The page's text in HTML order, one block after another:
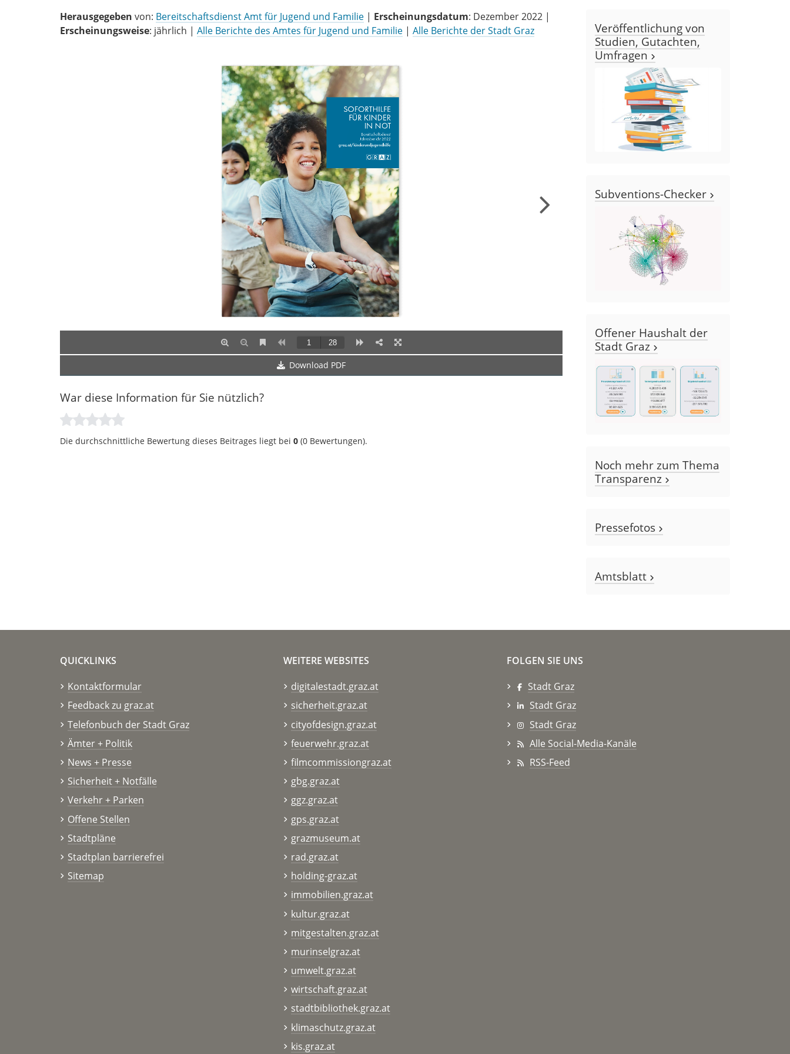
Herausgegeben von: Bereitschaftsdienst Amt für Jugend und Familie | Erscheinungsdatum: Dezember 2022 |
Erscheinungsweise: jährlich | Alle Berichte des Amtes für Jugend und Familie | Alle Berichte der Stadt Graz
Download PDF
War diese Information für Sie nützlich?
Die durchschnittliche Bewertung dieses Beitrages liegt bei 0 (0 Bewertungen).
Veröffentlichung von
Studien, Gutachten,
Umfragen
Subventions-Checker
Offener Haushalt der
Stadt Graz
Noch mehr zum Thema
Transparenz
Pressefotos
Amtsblatt
QUICKLINKS
Kontaktformular
Feedback zu graz.at
Telefonbuch der Stadt Graz
Ämter + Politik
News + Presse
Sicherheit + Notfälle
Verkehr + Parken
Offene Stellen
Stadtpläne
Stadtplan barrierefrei
Sitemap
WEITERE WEBSITES
digitalestadt.graz.at
sicherheit.graz.at
cityofdesign.graz.at
feuerwehr.graz.at
filmcommissiongraz.at
gbg.graz.at
ggz.graz.at
gps.graz.at
grazmuseum.at
rad.graz.at
holding-graz.at
immobilien.graz.at
kultur.graz.at
mitgestalten.graz.at
murinselgraz.at
umwelt.graz.at
wirtschaft.graz.at
stadtbibliothek.graz.at
klimaschutz.graz.at
kis.graz.at
FOLGEN SIE UNS
Stadt Graz
Stadt Graz
Stadt Graz
Alle Social-Media-Kanäle
RSS-Feed